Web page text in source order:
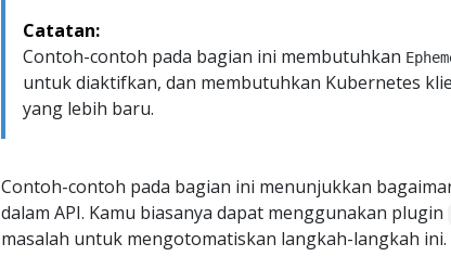
Catatan:
Contoh-contoh pada bagian ini membutuhkan
untuk diaktifkan, dan membutuhkan Kubernetes
yang lebih baru.
Contoh-contoh pada bagian ini menunjukkan
dalam API. Kamu biasanya dapat menggunakan plugin
masalah untuk mengotomatiskan langkah-langkah ini.